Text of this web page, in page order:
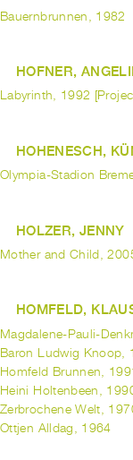
Bauernbrunnen, 1982
HOFNER,
Labyrinth, 1992
HOHENESCH,
Olympia-Stadion
HOLZER, JENNY
Mother and Child,
HOMFELD,
Magdalene-Pauli-
Baron Ludwig Knoop,
Homfeld Brunnen,
Heini Holtenbeen,
Zerbrochene Welt,
Ottjen Alldag, 1964